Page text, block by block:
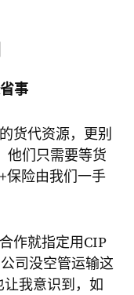
事
货代资源，更别
他们只需要等货
保险由我们一手
作就指定用CIP
司没空管运输这
我意识到，如